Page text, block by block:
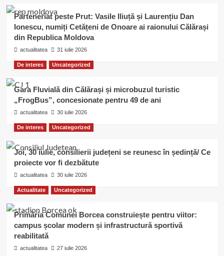
Parteneriat peste Prut: Vasile Iliuță și Laurențiu Dan
Ionescu, numiți Cetățeni de Onoare ai raionului Călărași
din Republica Moldova
actualitatea 31 iulie 2026
De interes Uncategorized
Gara Fluvială din Călărași și microbuzul turistic
„FrogBus”, concesionate pentru 49 de ani
actualitatea 30 iulie 2026
De interes Uncategorized
Joi, 30 iulie, consilierii județeni se reunesc în ședință/ Ce
proiecte vor fi dezbătute
actualitatea 30 iulie 2026
Actualitate Uncategorized
Primăria Comunei Borcea construiește pentru viitor:
campus școlar modern și infrastructură sportivă
reabilitată
actualitatea 27 iulie 2026